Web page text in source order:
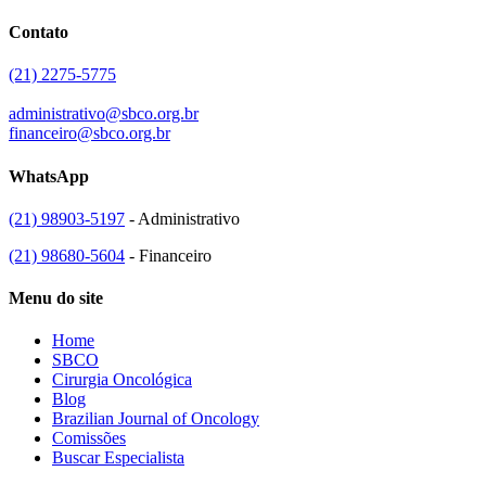
Contato
(21) 2275-5775
administrativo@sbco.org.br
financeiro@sbco.org.br
WhatsApp
(21) 98903-5197 - Administrativo
(21) 98680-5604 - Financeiro
Menu do site
Home
SBCO
Cirurgia Oncológica
Blog
Brazilian Journal of Oncology
Comissões
Buscar Especialista